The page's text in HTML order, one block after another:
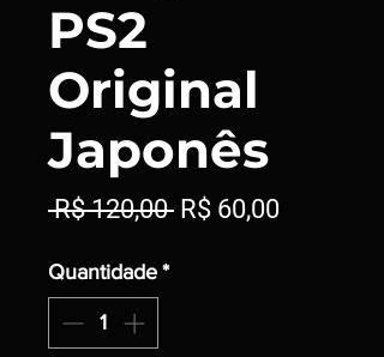
PS2
Original
Japonês
R$ 120,00 Preço
R$ 60,00Preço
Quantidade *